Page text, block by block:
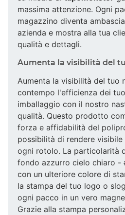
massima attenzione. Ogni
magazzino diventa
azienda e mostra alla tua
qualità e dettagli.
Aumenta la visibilità del
Aumenta la visibilità del tuo
contempo l'efficienza dei
imballaggio con il nostro
qualità. Questo prodotto
forza e affidabilità del
possibilità di rendere
ogni rotolo. La particolarità
fondo azzurro cielo chiaro -
con un ulteriore colore di
la stampa del tuo logo o
ogni pacco in un vero
Grazie alla stampa